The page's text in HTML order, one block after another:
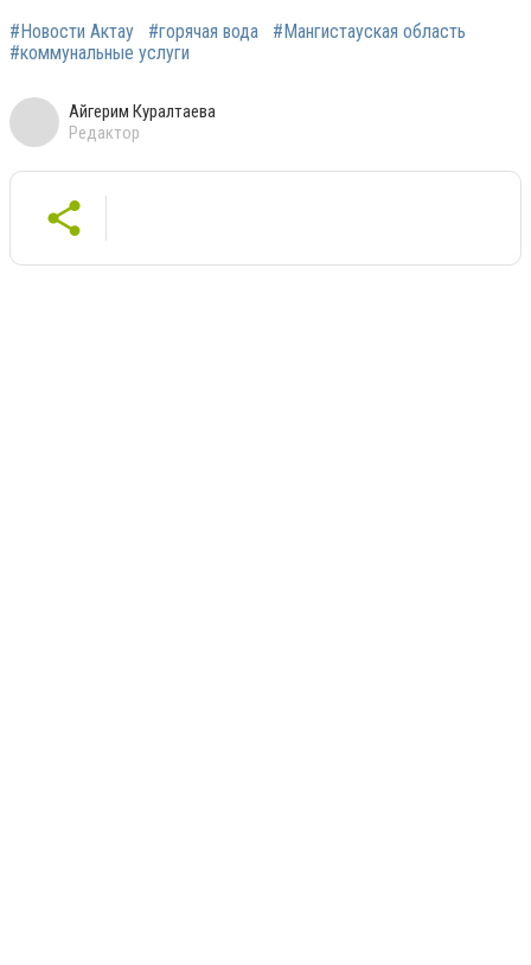
#Новости Актау #горячая вода
#Мангистауская область
#коммунальные услуги
Айгерим Куралтаева
Редактор